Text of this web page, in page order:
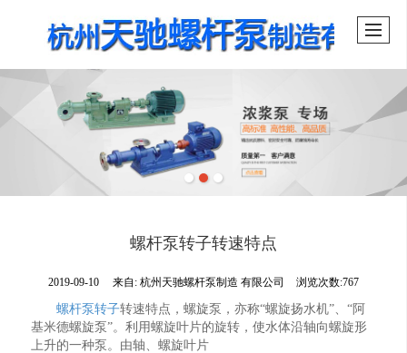
螺杆泵转子转速特点
2019-09-10 来自:杭州天驰螺杆泵制造 有限公司 浏览次数:767
螺杆泵转子转速特点，螺旋泵，亦称“螺旋扬水机”、“阿
基米德螺旋泵”。利用螺旋叶片的旋转，使水体沿轴向螺旋形
上升的一种泵。由轴、螺旋叶片